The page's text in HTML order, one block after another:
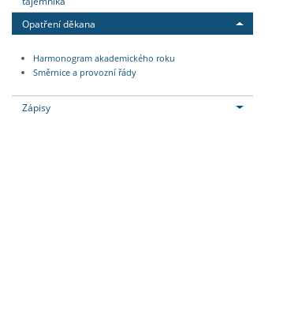
Opatření děkana
Harmonogram akademického roku
Směrnice a provozní řády
Zápisy